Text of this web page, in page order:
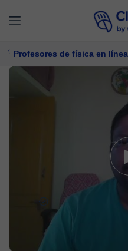
Profesores de física en línea
0 clases
Física
$ 17/